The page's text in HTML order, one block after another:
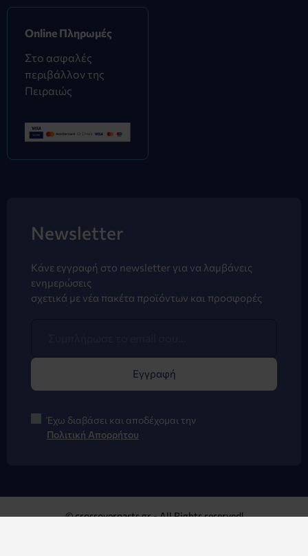
Online Πληρωμές
Στο ασφαλές
περιβάλλον της
Πειραιώς
Newsletter
Κάνε εγγραφή στο newsletter για να λαμβάνεις
ενημερώσεις
σχετικά με νέα πακέτα προϊόντων και προσφορές
Εγγραφή
Έχω διαβάσει και αποδέχομαι την
Πολιτική Απορρήτου
© crossoverparts.gr - All Rights reserved!